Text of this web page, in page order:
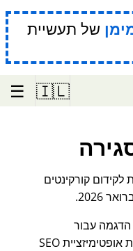
של תעשיית
🇮🇱
☰
קורקינטים
2026.
, חדשן טכנולוגיות אופטימיזציית SEO